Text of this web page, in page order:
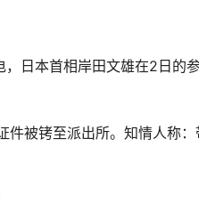
日本首相岸田文雄在2日的
件被铐至派出所。知情人称：